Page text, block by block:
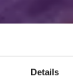
Details